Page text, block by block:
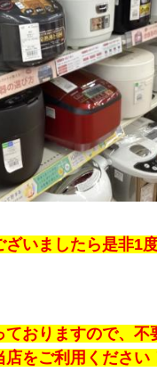
ざいましたら是非1
ておりますので、不
をご利用ください